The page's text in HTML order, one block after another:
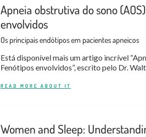
Apneia obstrutiva do sono
envolvidos
Os principais endótipos em pacientes apneicos
Está disponível mais um artigo incrível
Fenótipos envolvidos”, escrito pelo Dr.
READ MORE ABOUT IT
Women and Sleep: